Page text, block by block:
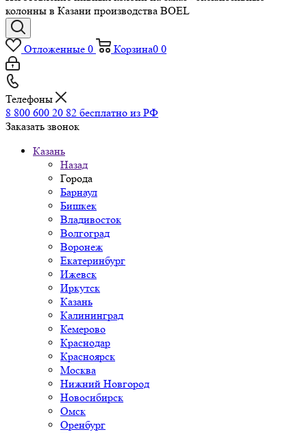
колонны в Казани производства BOEL
Отложенные 0 Корзина0 0
Телефоны
8 800 600 20 82 бесплатно из РФ
Заказать звонок
Казань
Назад
Города
Барнаул
Бишкек
Владивосток
Волгоград
Воронеж
Екатеринбург
Ижевск
Иркутск
Казань
Калининград
Кемерово
Краснодар
Красноярск
Москва
Нижний Новгород
Новосибирск
Омск
Оренбург